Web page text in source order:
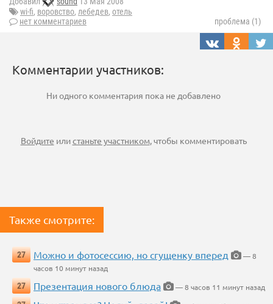
wi-fi, воровство, лебедев, отель
нет комментариев
проблема (1)
Комментарии участников:
Ни одного комментария пока не добавлено
Войдите илистаньте участником, чтобы комментировать
Также смотрите:
27 Можно и фотосессию, но сгущенку вперед
— 8
часов 10 минут назад
27
Презентация нового блюда
— 8 часов 11 минут назад